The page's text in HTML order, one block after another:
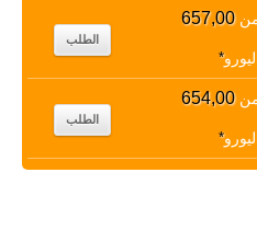
657,00
*
الطلب
654,00
*
الطلب